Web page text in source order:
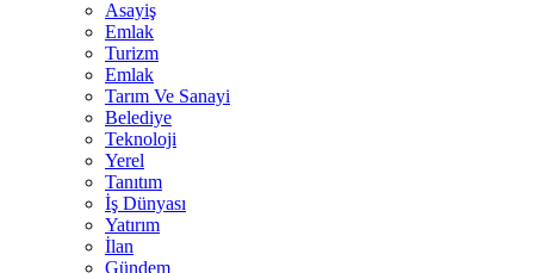
Asayiş
Emlak
Turizm
Emlak
Tarım Ve Sanayi
Belediye
Teknoloji
Yerel
Tanıtım
İş Dünyası
Yatırım
İlan
Gündem